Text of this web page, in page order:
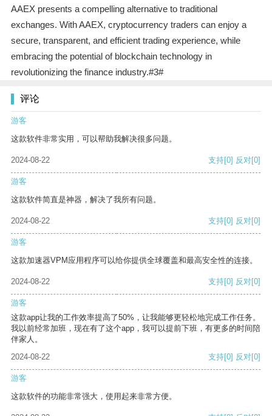
AAEX presents a compelling alternative to traditional
exchanges. With AAEX, cryptocurrency traders can enjoy a
secure, transparent, and efficient trading experience, while
embracing the potential of blockchain technology in
revolutionizing the finance industry.#3#
评论
游客
这款软件非常实用，可以帮助我解决很多问题。
2024-08-22 支持[0] 反对[0]
游客
这款软件简直是神器，解决了我所有问题。
2024-08-22 支持[0] 反对[0]
游客
这款加速器VPM应用程序可以给你提供全球覆盖和最高安全性的连接。
2024-08-22 支持[0] 反对[0]
游客
这款app让我的工作效率提高了50%，让我能够更轻松地完成工作任务。
我以前经常加班，现在有了这个app，我可以提前下班，有更多的时间陪
伴家人。
2024-08-22
支持[0] 反对[0]
游客
这款软件的功能非常强大，使用起来非常方便。